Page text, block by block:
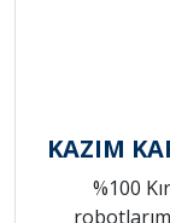
KAZIM
%100